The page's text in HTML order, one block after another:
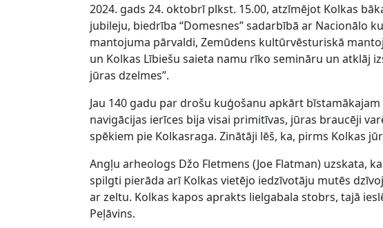
2024. gads 24. oktobrī plkst. 15.00, atzīmējot Kolkas
jubileju, biedrība “Domesnes” sadarbībā ar Nacionālo
mantojuma pārvaldi, Zemūdens kultūrvēsturiskā
un Kolkas Lībiešu saieta namu rīko semināru un atklāj
jūras dzelmes”.
Jau 140 gadu par drošu kuģošanu apkārt
navigācijas ierīces bija visai primitīvas, jūras braucēji
spēkiem pie Kolkasraga. Zinātāji lēš, ka, pirms Kolkas
Angļu arheologs Džo Fletmens (Joe Flatman) uzskata,
spilgti pierāda arī Kolkas vietējo iedzīvotāju mutēs
ar zeltu. Kolkas kapos aprakts lielgabala stobrs, tajā
Peļāvins.